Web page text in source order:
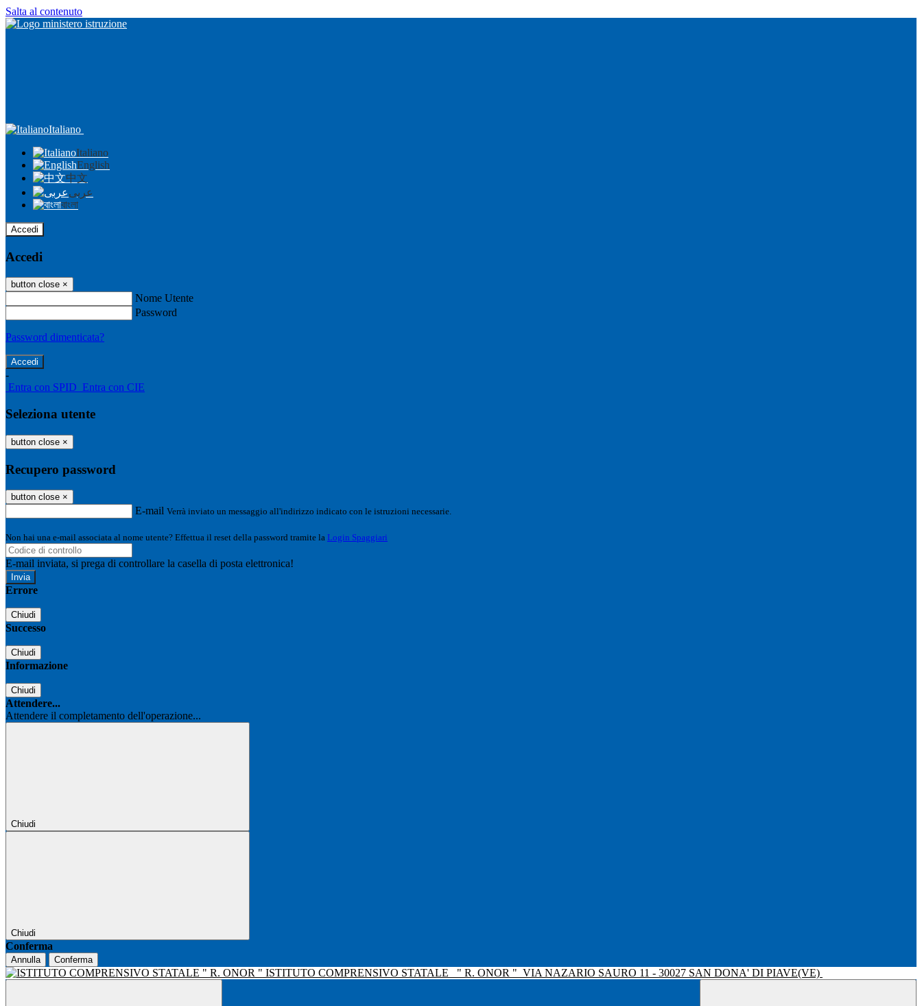
Salta al contenuto
Italiano
Italiano
English
中文
عربى
বাংলা
Accedi
Accedi
button close ×
Nome Utente
Password
Password dimenticata?
-
Entra con SPID Entra con CIE
Seleziona utente
button close ×
Recupero password
button close ×
E-mail Verrà inviato un messaggio all'indirizzo indicato con le istruzioni necessarie.
Non hai una e-mail associata al nome utente? Effettua il reset della password tramite la Login Spaggiari
E-mail inviata, si prega di controllare la casella di posta elettronica!
Errore
Chiudi
Successo
Chiudi
Informazione
Chiudi
Attendere...
Attendere il completamento dell'operazione...
Chiudi
Chiudi
Conferma
Annulla Conferma
ISTITUTO COMPRENSIVO STATALE " R. ONOR " VIA NAZARIO SAURO 11 - 30027 SAN DONA' DI PIAVE(VE)